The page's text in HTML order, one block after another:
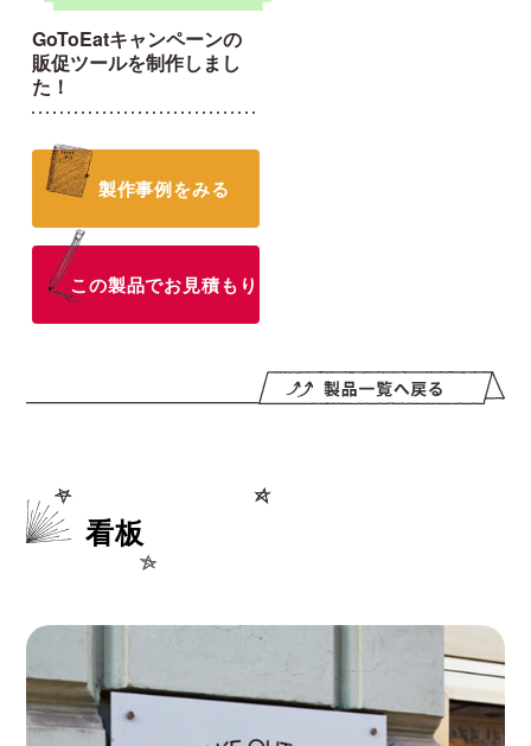
GoToEatキャンペーンの
販促ツールを制作しまし
た！
製作事例をみる
この製品でお見積もり
看板